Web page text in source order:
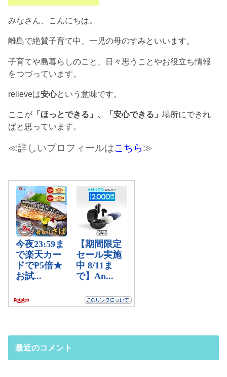
みなさん、こんにちは。
離島で絶賛子育て中、一児の母のすみといいます。
子育てや島暮らしのこと、日々思うことやお役立ち情報
をつづっています。
relieveは安心という意味です。
ここが 「ほっとできる」、「安心できる」場所にできれ
ばと思っています。
≪詳しいプロフィールはこちら≫
最近のコメント